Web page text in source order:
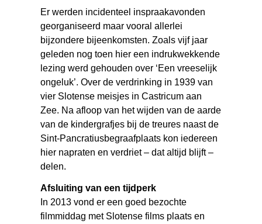
Er werden incidenteel inspraakavonden
georganiseerd maar vooral allerlei
bijzondere bijeenkomsten. Zoals vijf jaar
geleden nog toen hier een indrukwekkende
lezing werd gehouden over ‘Een vreeselijk
ongeluk’. Over de verdrinking in 1939 van
vier Slotense meisjes in Castricum aan
Zee. Na afloop van het wijden van de aarde
van de kindergrafjes bij de treures naast de
Sint-Pancratiusbegraafplaats kon iedereen
hier napraten en verdriet – dat altijd blijft –
delen.
Afsluiting van een tijdperk
In 2013 vond er een goed bezochte
filmmiddag met Slotense films plaats en